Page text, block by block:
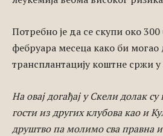
Потребно је да се скупи око
фебруара месеца како би могао
трансплантацију коштне сржи у
На овај догађај у Скели долак
гости из других клубова као и
друштво па молимо сва правна